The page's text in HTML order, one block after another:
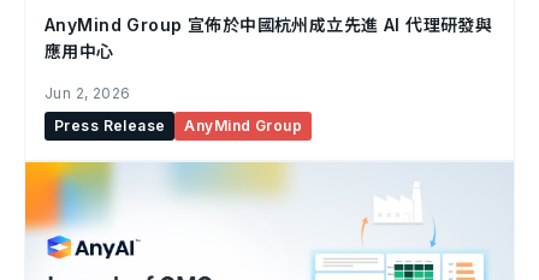
AnyMind Group 宣佈於中國杭州成立先進 AI 代理研發與
應用中心
Jun 2, 2026
Press Release
AnyMind Group